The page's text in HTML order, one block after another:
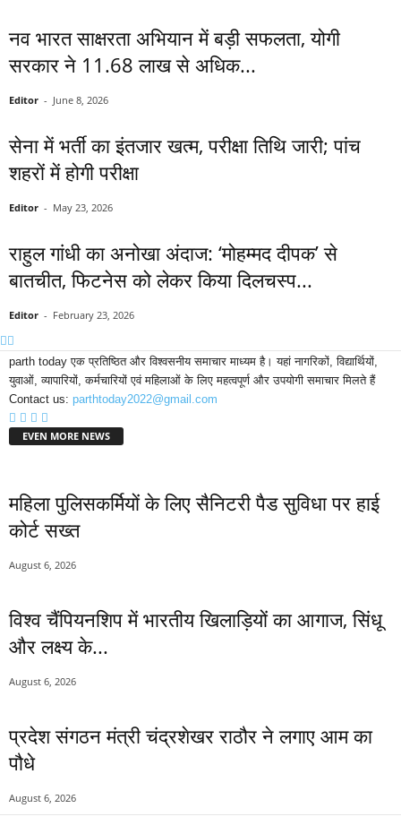
नव भारत साक्षरता अभियान में बड़ी सफलता, योगी
सरकार ने 11.68 लाख से अधिक...
Editor - June 8, 2026
सेना में भर्ती का इंतजार खत्म, परीक्षा तिथि जारी; पांच
शहरों में होगी परीक्षा
Editor - May 23, 2026
राहुल गांधी का अनोखा अंदाज: ‘मोहम्मद दीपक’ से
बातचीत, फिटनेस को लेकर किया दिलचस्प...
Editor - February 23, 2026
parth today एक प्रतिष्ठित और विश्वसनीय समाचार माध्यम है। यहां नागरिकों, विद्यार्थियों,
युवाओं, व्यापारियों, कर्मचारियों एवं महिलाओं के लिए महत्वपूर्ण और उपयोगी समाचार मिलते हैं
Contact us: parthtoday2022@gmail.com
EVEN MORE NEWS
महिला पुलिसकर्मियों के लिए सैनिटरी पैड सुविधा पर हाई
कोर्ट सख्त
August 6, 2026
विश्व चैंपियनशिप में भारतीय खिलाड़ियों का आगाज, सिंधू
और लक्ष्य के...
August 6, 2026
प्रदेश संगठन मंत्री चंद्रशेखर राठौर ने लगाए आम का
पौधे
August 6, 2026